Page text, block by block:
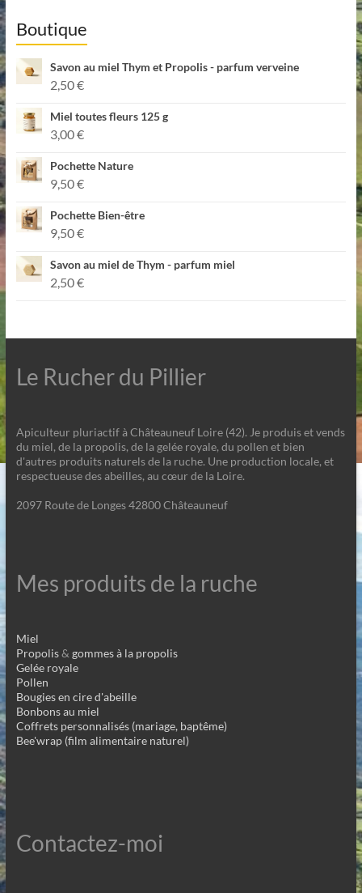
Boutique
Savon au miel Thym et Propolis - parfum verveine
2,50€
Miel toutes fleurs 125 g
3,00€
Pochette Nature
9,50€
Pochette Bien-être
9,50€
Savon au miel de Thym - parfum miel
2,50€
Le Rucher du Pillier
Apiculteur pluriactif à Châteauneuf Loire (42). Je produis et vends
du miel, de la propolis, de la gelée royale, du pollen et bien
d'autres produits naturels de la ruche. Une production locale, et
respectueuse des abeilles, au cœur de la Loire.
2097 Route de Longes 42800 Châteauneuf
Mes produits de la ruche
Miel
Propolis& gommes à la propolis
Gelée royale
Pollen
Bougies en cire d'abeille
Bonbons au miel
Coffrets personnalisés (mariage, baptême)
Bee'wrap (film alimentaire naturel)
Contactez-moi